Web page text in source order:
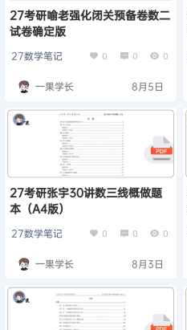
27考研喻老强化闭关预备卷数二
试卷确定版
27数学笔记 0 0 0
一果学长 8月5日
27考研张宇30讲数三线概做题
本（A4版）
27数学笔记 0 0 0
一果学长 8月3日